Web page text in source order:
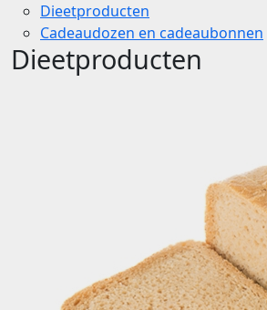
Dieetproducten
Cadeaudozen en cadeaubonnen
Dieetproducten